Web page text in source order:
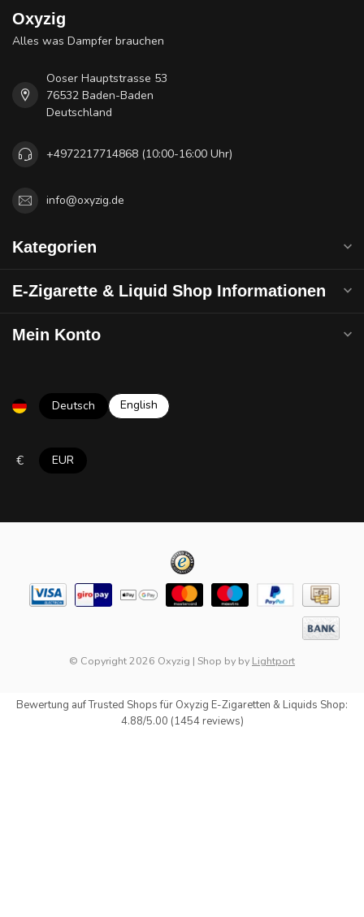
Oxyzig
Alles was Dampfer brauchen
Ooser Hauptstrasse 53
76532 Baden-Baden
Deutschland
+4972217714868 (10:00-16:00 Uhr)
info@oxyzig.de
Kategorien
E-Zigarette & Liquid Shop Informationen
Mein Konto
Deutsch English
€ EUR
© Copyright 2026 Oxyzig | Shop by by Lightport
Bewertung aufTrusted Shopsfür Oxyzig E-Zigaretten & Liquids Shop:
4.88/5.00 (1454 reviews)